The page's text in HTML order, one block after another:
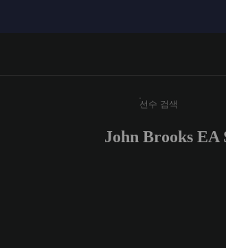
최소 3자 이
John Brooks